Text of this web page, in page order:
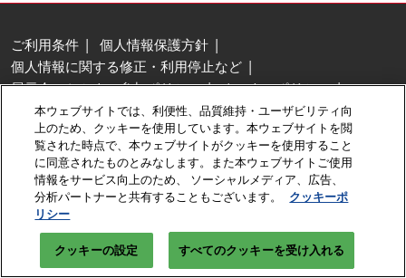
ご利用条件
個人情報保護方針
個人情報に関する修正・利用停止など
展示会・セミナー参加ポリシー
クッキーポリシー
クッキーの設定
Copyright © RX Japan GK
本ウェブサイトでは、利便性、品質維持・ユーザビリティ向
上のため、クッキーを使用しています。本ウェブサイトを閲
覧された時点で、本ウェブサイトがクッキーを使用すること
に同意されたものとみなします。また本ウェブサイトご使用
情報をサービス向上のため、 ソーシャルメディア、広告、
分析パートナーと共有することもございます。
クッキーポ
リシー
クッキーの設定 すべてのクッキーを受け入れる